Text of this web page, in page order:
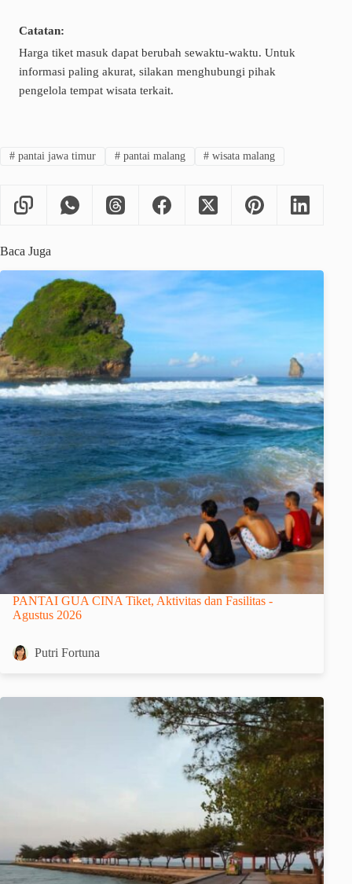
Catatan:
Harga tiket masuk dapat berubah sewaktu-waktu. Untuk
informasi paling akurat, silakan menghubungi pihak
pengelola tempat wisata terkait.
#pantai jawa timur #pantai malang # wisata malang
Baca Juga
PANTAI GUA CINA Tiket, Aktivitas dan Fasilitas -
Agustus 2026
Putri Fortuna